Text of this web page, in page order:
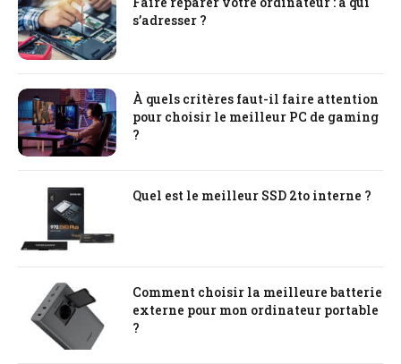
s’adresser ?
À quels critères faut-il faire attention
pour choisir le meilleur PC de gaming
?
Quel est le meilleur SSD 2to interne ?
Comment choisir la meilleure batterie
externe pour mon ordinateur portable
?